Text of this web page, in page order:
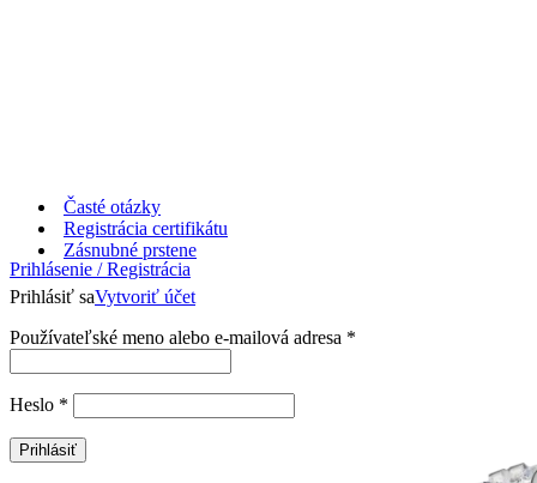
Časté otázky
Registrácia certifikátu
Prihlásenie / Registrácia
Prihlásiť saVytvoriť účet
Používateľské meno alebo e-mailová adresa *
Heslo *
Prihlásiť
Zásnubné prstene